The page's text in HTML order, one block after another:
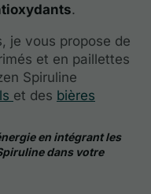
.
je vous propose de
et en paillettes
Spiruline
et des bières
en intégrant les
dans votre